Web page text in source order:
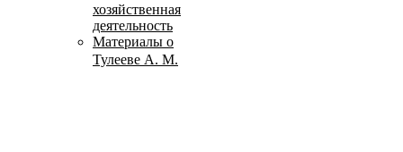
хозяйственная
деятельность
Материалы о
Тулееве А. М.